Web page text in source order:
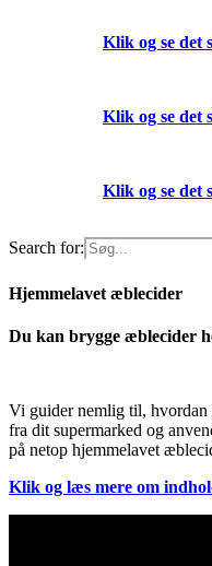
Klik og se det
Klik og se det
Klik og se det
Search for:
Hjemmelavet æblecider
Du kan brygge æblecider
Vi guider nemlig til, hvordan
fra dit supermarked og
på netop hjemmelavet
Klik og læs mere om